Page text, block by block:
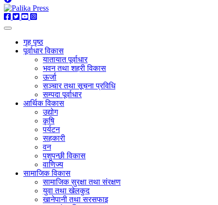
गृह पृष्ठ
पूर्वाधार विकास
यातायात पूर्वाधार
भवन तथा शहरी विकास
ऊर्जा
सञ्चार तथा सूचना प्रविधि
सम्पदा पूर्वाधार
आर्थिक विकास
उद्योग
कृषि
पर्यटन
सहकारी
वन
पशुपन्छी विकास
वाणिज्य
सामाजिक विकास
सामाजिक सुरक्षा तथा संरक्षण
युवा तथा खेलकुद
खानेपानी तथा सरसफाइ